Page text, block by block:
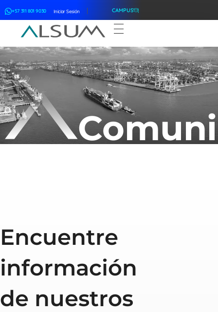
+57 311 801 9030 Iniciar Sesión CAMPUS
ALSUM
Encuentre
información
de nuestros